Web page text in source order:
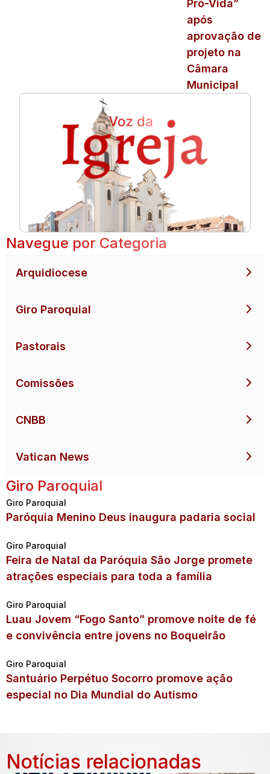
Pró-Vida”
após
aprovação de
projeto na
Câmara
Municipal
Navegue por Categoria
Arquidiocese
Giro Paroquial
Pastorais
Comissões
CNBB
Vatican News
Giro Paroquial
Giro Paroquial
Paróquia Menino Deus inaugura padaria social
Giro Paroquial
Feira de Natal da Paróquia São Jorge promete
atrações especiais para toda a família
Giro Paroquial
Luau Jovem “Fogo Santo” promove noite de fé
e convivência entre jovens no Boqueirão
Giro Paroquial
Santuário Perpétuo Socorro promove ação
especial no Dia Mundial do Autismo
Notícias relacionadas